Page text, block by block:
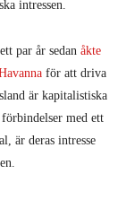
intressen.
par år sedan åkte
för att driva
är kapitalistiska
med ett
är deras intresse